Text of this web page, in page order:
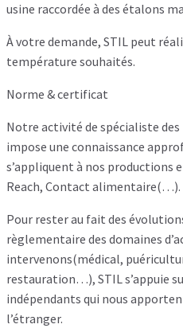
usine raccordée à des étalons
À votre demande, STIL peut
température souhaités.
Norme & certificat
Notre activité de spécialiste
impose une connaissance
s’appliquent à nos productions
Reach, Contact alimentaire(…).
Pour rester au fait des
règlementaire des domaines
intervenons(médical,
restauration…), STIL s’appuie
indépendants qui nous
l’étranger.